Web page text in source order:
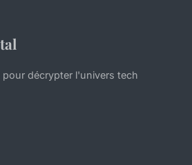
pour décrypter l'univers tech